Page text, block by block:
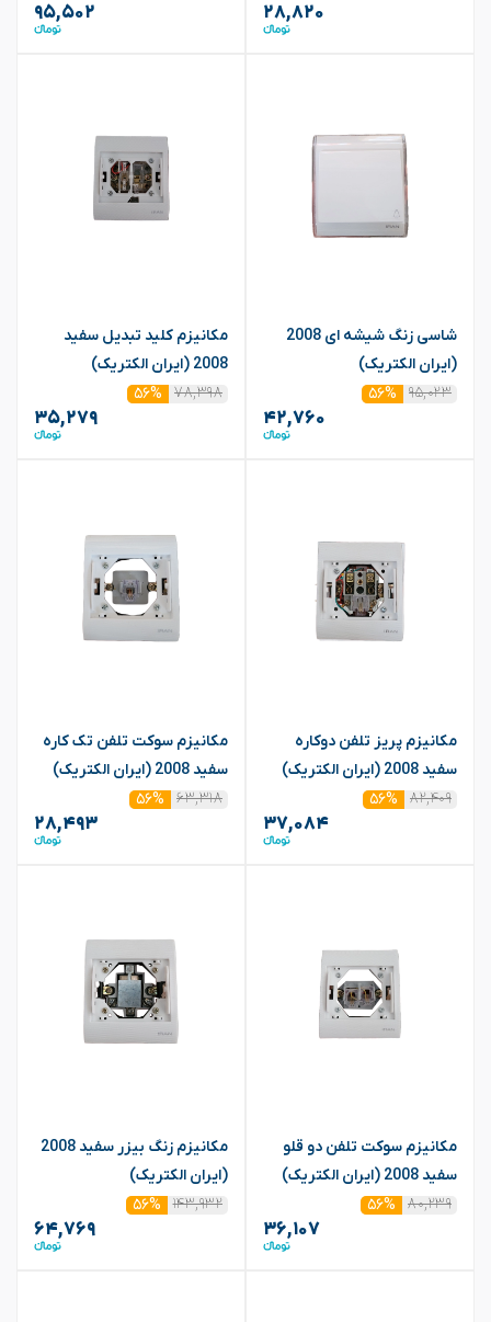
۲۸,۸۲۰ ۹۵,۵۰۲
شاسی زنگ شیشه ای 2008
(ایران الکتریک)
۹۵,۰۲۳
۵۶%
۴۲,۷۶۰
مکانیزم کلید تبدیل سفید
2008 (ایران الکتریک)
۷۸,۳۹۸
۵۶%
۳۵,۲۷۹
مکانیزم پریز تلفن دوکاره
سفید 2008 (ایران الکتریک)
۸۲,۴۰۹
۵۶%
۳۷,۰۸۴
مکانیزم سوکت تلفن تک کاره
سفید 2008 (ایران الکتریک)
۶۳,۳۱۸
۵۶%
۲۸,۴۹۳
مکانیزم سوکت تلفن دو قلو
سفید 2008 (ایران الکتریک)
۸۰,۲۳۹
۵۶%
۳۶,۱۰۷
مکانیزم زنگ بیزر سفید 2008
(ایران الکتریک)
۱۴۳,۹۳۲
۵۶%
۶۴,۷۶۹